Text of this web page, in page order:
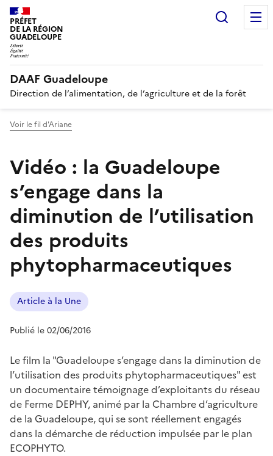
PRÉFET
DE LA RÉGION
GUADELOUPE
DAAF Guadeloupe
Direction de l’alimentation, de l’agriculture et de la forêt
Voir le fil d'Ariane
Vidéo : la Guadeloupe
s’engage dans la
diminution de l’utilisation
des produits
phytopharmaceutiques
Article à la Une
Publié le 02/06/2016
Le film la "Guadeloupe s’engage dans la diminution de
l’utilisation des produits phytopharmaceutiques" est
un documentaire témoignage d’exploitants du réseau
de Ferme DEPHY, animé par la Chambre d’agriculture
de la Guadeloupe, qui se sont réellement engagés
dans la démarche de réduction impulsée par le plan
ECOPHYTO.